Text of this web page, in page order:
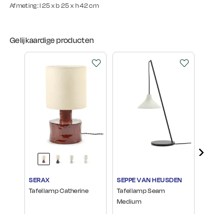
Afmeting: l 25 x b 25 x h 42 cm
Gelijkaardige producten
SERAX
Tafellamp Catherine
SEPPE VAN HEUSDEN
Tafellamp Seam
Medium